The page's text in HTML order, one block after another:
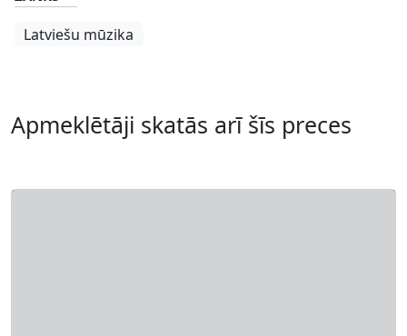
Latviešu mūzika
Apmeklētāji skatās arī šīs preces